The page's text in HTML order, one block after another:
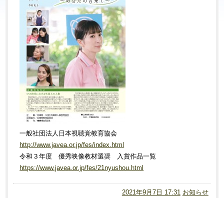
一般社団法人日本視聴覚教育協会
http://www.javea.or.jp/fes/index.html
令和３年度 優秀映像教材選奨 入賞作品一覧
https://www.javea.or.jp/fes/21nyushou.html
2021年9月7日 17:31 お知らせ